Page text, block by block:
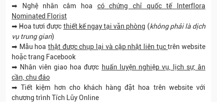
➡ Nghệ nhân cắm hoa có chứng chỉ quốc tế Interflora
Nominated Florist
➡ Hoa tươi được thiết kế ngay tại văn phòng (không phải là dịch
vụ trung gian)
➡ Mẫu hoathật được chụp lại và cập nhật liên tụctrên website
hoặc trang Facebook
➡ Nhân viên giao hoa được huấn luyện nghiệp vụ, lịch sự, ân
cần, chu đáo
➡ Tiết kiệm hơn cho khách hàng đặt hoa trên website với
chương trình Tích Lũy Online